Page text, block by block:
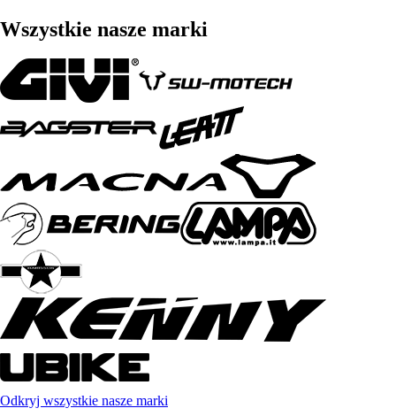
Wszystkie nasze marki
Odkryj wszystkie nasze marki